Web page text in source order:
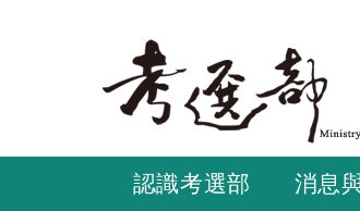
要
容
認識考選部 消息